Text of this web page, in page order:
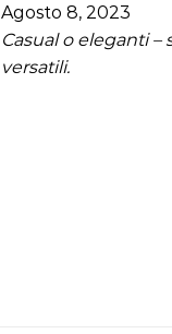
Agosto 8, 2023
Casual o eleganti
versatili.